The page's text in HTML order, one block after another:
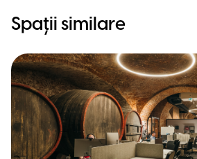
Spații similare